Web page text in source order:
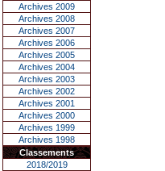
Archives 2009
Archives 2008
Archives 2007
Archives 2006
Archives 2005
Archives 2004
Archives 2003
Archives 2002
Archives 2001
Archives 2000
Archives 1999
Archives 1998
Classements
2018/2019